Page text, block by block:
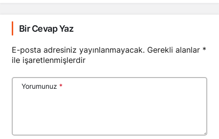
Bir Cevap Yaz
E-posta adresiniz yayınlanmayacak. Gerekli alanlar *
ile işaretlenmişlerdir
Yorumunuz *